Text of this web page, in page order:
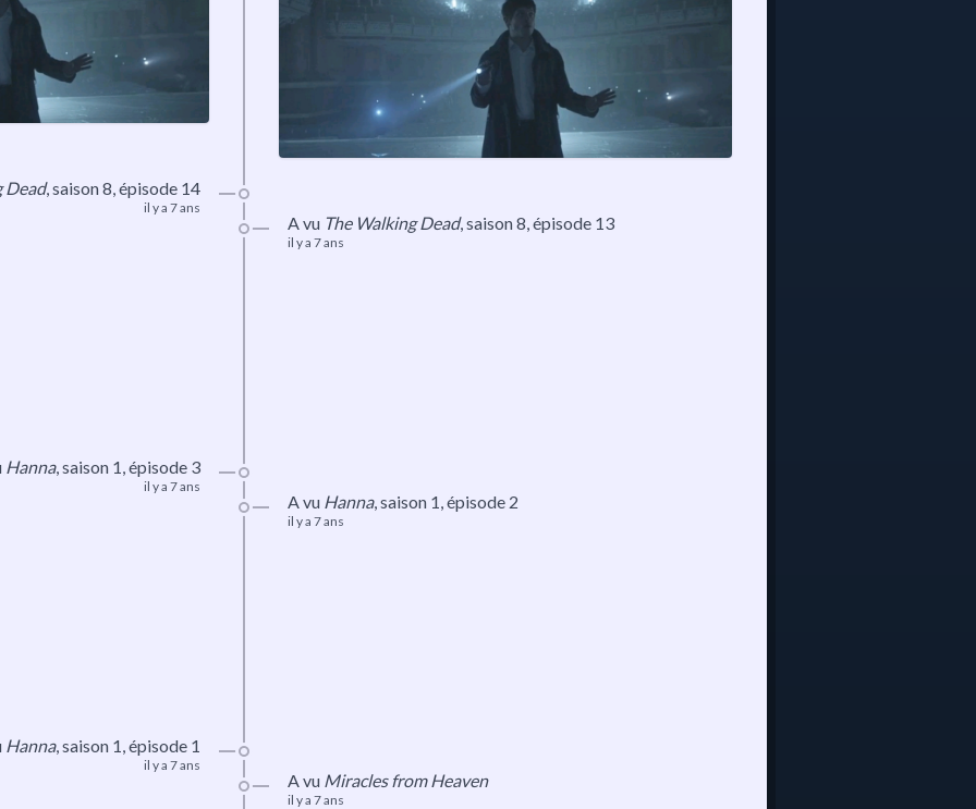
Dead,saison 8, épisode 14
il y a 7 ans
A vu The Walking Dead,saison 8, épisode 13
il y a 7 ans
Hanna,saison 1, épisode 3
il y a 7 ans
A vu Hanna,saison 1, épisode 2
il y a 7 ans
Hanna,saison 1, épisode 1
il y a 7 ans
A vu Miracles from Heaven
il y a 7 ans